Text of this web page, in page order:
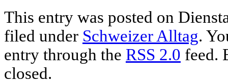
This entry was posted on
filed under Schweizer Alltag.
entry through the RSS 2.0 feed.
closed.